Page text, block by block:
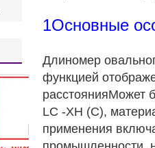
1Основные
Длиномер
функцией
расстоянияМожет
LC -XH (C),
применения